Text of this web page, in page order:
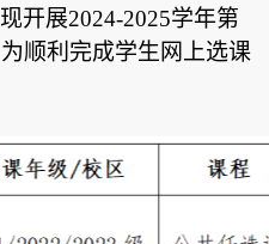
现开展2024-2025学年第
为顺利完成学生网上选课